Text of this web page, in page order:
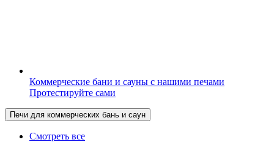
Коммерческие бани и сауны с нашими печами
Протестируйте сами
Печи для коммерческих бань и саун
Смотреть все